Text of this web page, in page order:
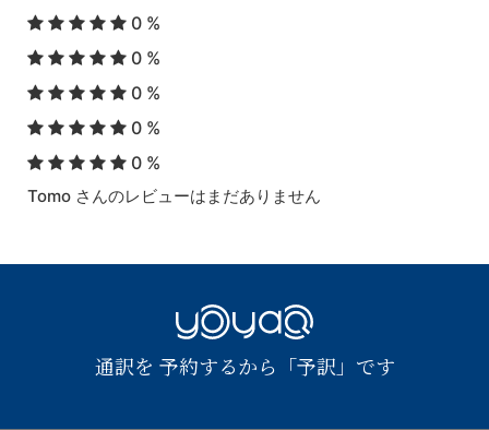
0 %
0 %
0 %
0 %
0 %
Tomo さんのレビューはまだありません
YOYAQ（予
通訳を 予約するから「予訳」です